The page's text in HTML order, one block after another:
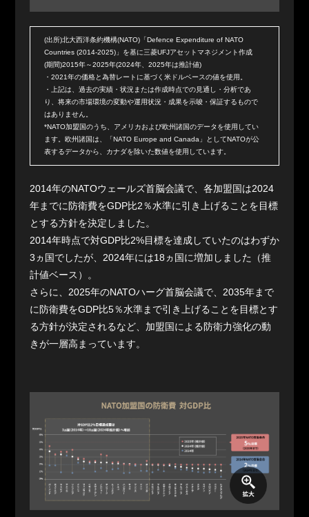
(出所)北大西洋条約機構(NATO)「Defence Expenditure of NATO
Countries (2014-2025)」を基に三菱UFJアセットマネジメント作成
(期間)2015年～2025年(2024年、2025年は推計値)
・2021年の価格と為替レートに基づく米ドルベースの値を使用。
・上記は、過去の実績・状況または作成時点での見通し・分析であ
り、将来の市場環境の変動や運用状況・成果を示唆・保証するもので
はありません。
*NATO加盟国のうち、アメリカおよび欧州諸国のデータを使用してい
ます。欧州諸国は、「NATO Europe and Canada」としてNATOが公
表するデータから、カナダを除いた数値を使用しています。
2014年のNATOウェールズ首脳会議で、各加盟国は2024
年までに防衛費をGDP比2％水準に引き上げることを目標
とする方針を決定しました。
2014年時点で対GDP比2%目標を達成していたのはわずか
3ヵ国でしたが、2024年には18ヵ国に増加しました（推
計値ベース）。
さらに、2025年のNATOハーグ首脳会議で、2035年まで
に防衛費をGDP比5％水準まで引き上げることを目標とす
る方針が決定されるなど、加盟国による防衛力強化の動
きが一層高まっています。